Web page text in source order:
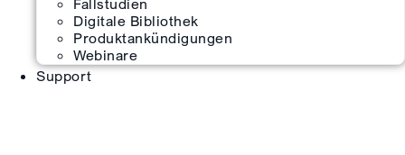
Fallstudien
Digitale Bibliothek
Produktankündigungen
Webinare
Support